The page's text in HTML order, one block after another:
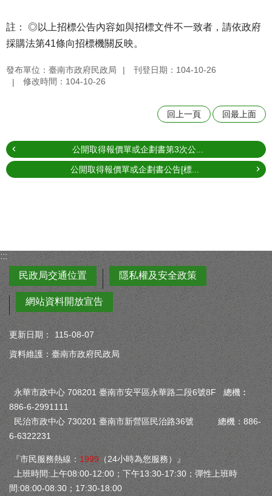
註： ◎以上招標公告內容如與招標文件不一致者，請依政府
採購法第41條向招標機關反映。
發布單位：臺南市政府民政局
刊登日期：104-10-26
修改時間：104-10-26
回上一頁 回最上面
公開取得報價單或企劃書第3次公...
公開取得報價單或企劃書公告[標...
:::
民政局交通位置
隱私權及安全政策
網站資料開放宣告
更新日期：
115-08-07
資料維護：臺南市政府民政局
永華市政中心 708201 臺南市安平區永華路二段6號8F 總機︰
886-6-2991111
民治市政中心 730201 臺南市新營區民治路36號 總機：886-
6-6322231
『市民服務熱線： 1999 （24小時為您服務）』
上班時間:上午08:00-12:00；下午13:30-17:30；彈性上班時
間:08:00-08:30；17:30-18:00